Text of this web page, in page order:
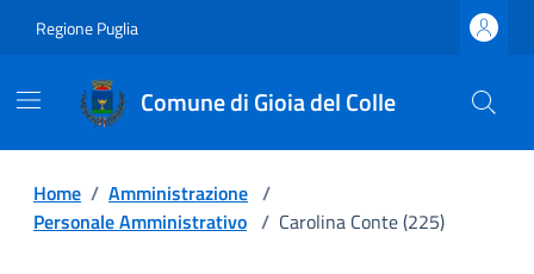
Regione Puglia
Comune di Gioia del Colle
Home / Amministrazione /
Personale Amministrativo / Carolina Conte (225)